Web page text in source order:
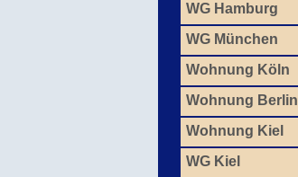
WG Hamburg
WG München
Wohnung Köln
Wohnung Berlin
Wohnung Kiel
WG Kiel